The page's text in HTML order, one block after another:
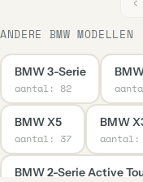
ANDERE BMW MODELLEN
BMW 3-Serie
aantal: 82
BMW X5
aantal: 37
BMW
aantal:
BMW 2-Serie Active